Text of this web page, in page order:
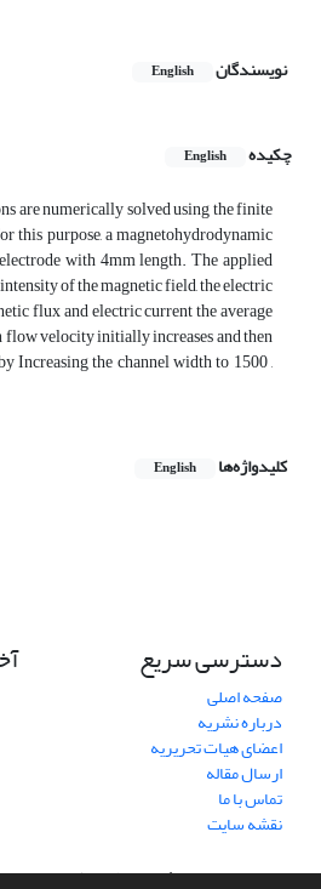
نویسندگان English
چکیده
English
are numerically solved using the finite
this purpose, a magnetohydrodynamic
with 4mm length. The applied
of the magnetic field, the electric
flux and electric current the average
flow velocity initially increases and then
Increasing the channel width to 1500 ,
کلیدواژه‌ها English
دسترسی سریع
صفحه اصلی
درباره نشریه
اعضای هیات تحریریه
ارسال مقاله
تماس با ما
نقشه سایت
سامانه مدیریت نشریات علمی.طراحی و